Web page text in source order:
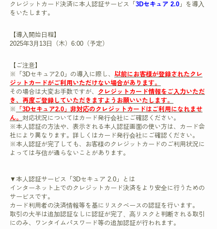
クレジットカード決済に本人認証サービス「 3Dセキュア 2.0 」を導入
をいたします。
【導入開始日程】
2025年3月13日（木）6:00（予定）
【ご注意】
※「3Dセキュア2.0」の導入に際し、 以前にお客様が登録されたクレ
ジットカードがご利用いただけない場合があります。
その場合は大変お手数ですが、
クレジットカード情報をご入力いただ
き、再度ご登録していただきますようお願いいたします。
※
「3Dセキュア2.0」非対応のクレジットカードはご利用になれませ
ん。 対応状況についてはカード発行会社にご確認ください。
※本人認証の方法や、表示される本人認証画面の使い方は、カード会
社により異なります。詳しくはカード発行会社にご確認ください。
※本人認証が完了しても、お客様のクレジットカードのご利用状況に
よっては与信が通らないことがあります。
▼本人認証サービス「3Dセキュア 2.0」とは
インターネット上でのクレジットカード決済をより安全に行うための
サービスです。
カード利用者の決済情報等を基にリスクベースの認証を行います。
取引の大半は追加認証なしに認証が完了、高リスクと判断される取引
にのみ、ワンタイムパスワード等の追加認証が行われます。